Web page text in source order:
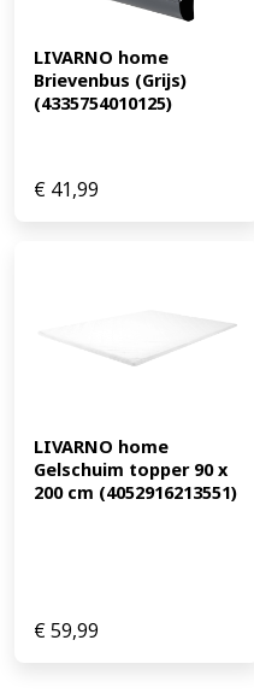
LIVARNO home
Brievenbus (Grijs)
(4335754010125)
€ 41,99
LIVARNO home
Gelschuim topper 90 x
200 cm (4052916213551)
€59,99